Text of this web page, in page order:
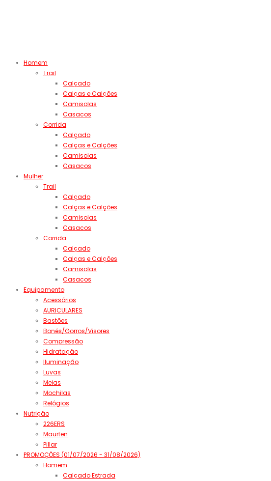
Homem
Trail
Calçado
Calças e Calções
Camisolas
Casacos
Corrida
Calçado
Calças e Calções
Camisolas
Casacos
Mulher
Trail
Calçado
Calças e Calções
Camisolas
Casacos
Corrida
Calçado
Calças e Calções
Camisolas
Casacos
Equipamento
Acessórios
AURICULARES
Bastões
Bonés/Gorros/Visores
Compressão
Hidratação
Iluminação
Luvas
Meias
Mochilas
Relógios
Nutrição
226ERS
Maurten
Pillar
PROMOÇÕES (01/07/2026 - 31/08/2026)
Homem
Calçado Estrada